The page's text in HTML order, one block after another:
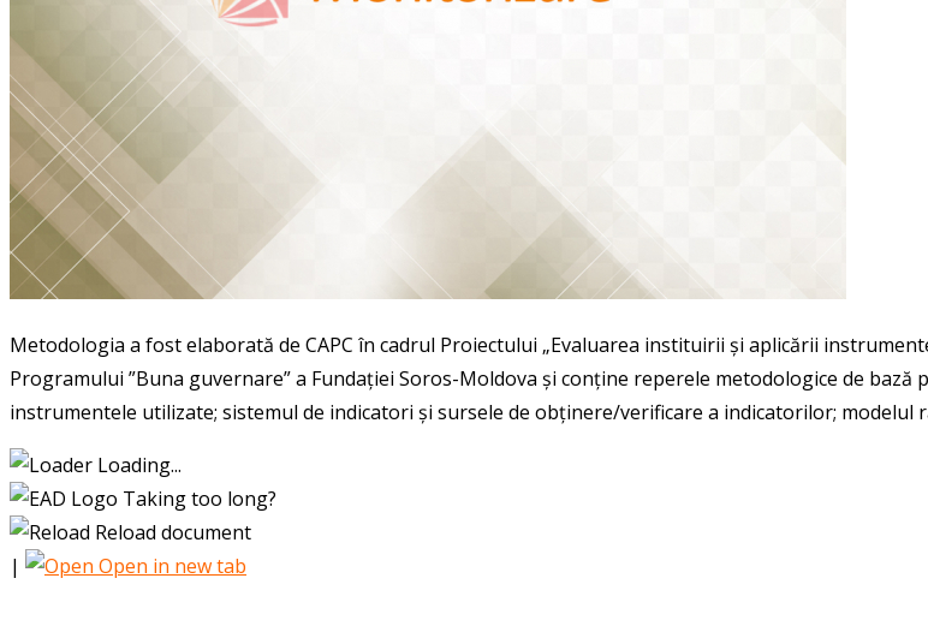
Metodologia a fost elaborată de CAPC în cadrul Proiectului „Evaluarea instituirii și aplicării
Programului ”Buna guvernare” a Fundației Soros-Moldova și conține reperele metodologice de
instrumentele utilizate; sistemul de indicatori și sursele de obținere/verificare a indicatorilor;
Loading...
Taking too long?
Reload document
|
Open in new tab